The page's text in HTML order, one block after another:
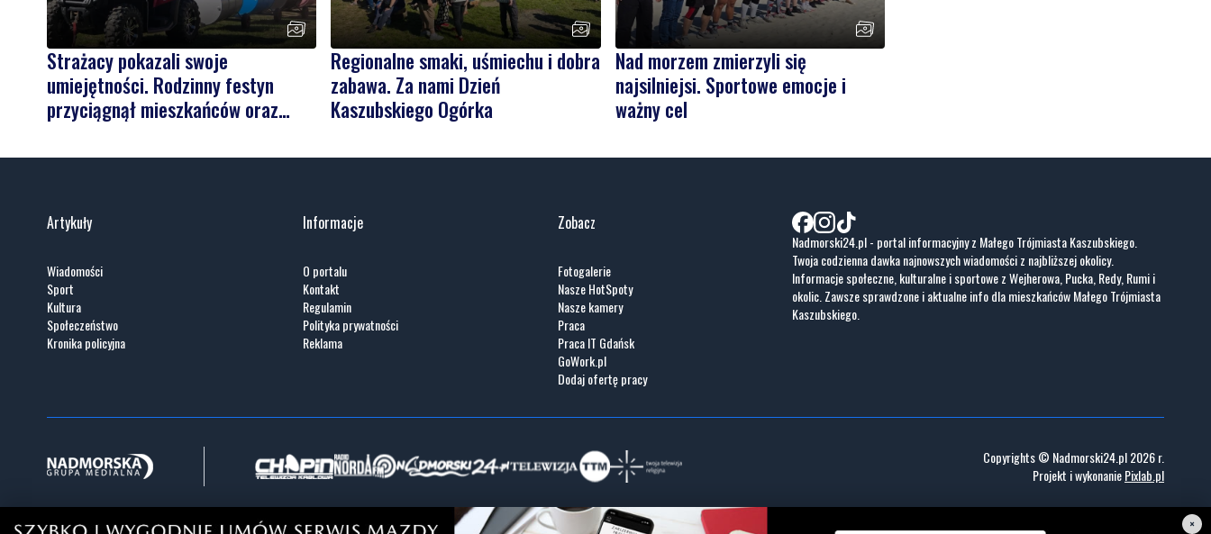
Strażacy pokazali swoje
umiejętności. Rodzinny festyn
przyciągnął mieszkańców oraz
Regionalne smaki, uśmiechu i dobra
zabawa. Za nami Dzień
Kaszubskiego Ogórka
Nad morzem zmierzyli się
najsilniejsi. Sportowe emocje i
ważny cel
Artykuły
Wiadomości
Sport
Kultura
Społeczeństwo
Kronika policyjna
Informacje
O portalu
Kontakt
Regulamin
Polityka prywatności
Reklama
Zobacz
Fotogalerie
Nasze HotSpoty
Nasze kamery
Praca
Praca IT Gdańsk
GoWork.pl
Dodaj ofertę pracy
Nadmorski24.pl - portal informacyjny z Małego Trójmiasta Kaszubskiego.
Twoja codzienna dawka najnowszych wiadomości z najbliższej okolicy.
Informacje społeczne, kulturalne i sportowe z Wejherowa, Pucka, Redy, Rumi i
okolic. Zawsze sprawdzone i aktualne info dla mieszkańców Małego Trójmiasta
Kaszubskiego.
Copyrights © Nadmorski24.pl 2026 r.
Projekt i wykonaniePixlab.pl
×